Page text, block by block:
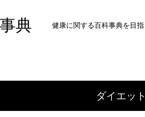
典 健康に関する百科事典を目
ダイエッ